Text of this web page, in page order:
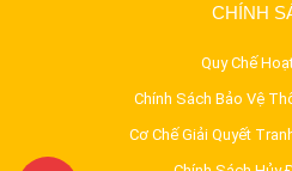
CHÍNH
Quy Chế
Chính Sách Bảo Vệ
Cơ Chế Giải Quyết